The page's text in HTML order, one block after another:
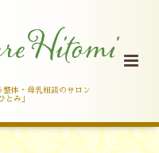
体・母乳相談のサロン
とみ」